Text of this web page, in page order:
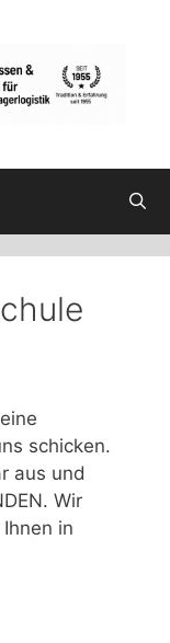
schicken.
aus und
Wir
in